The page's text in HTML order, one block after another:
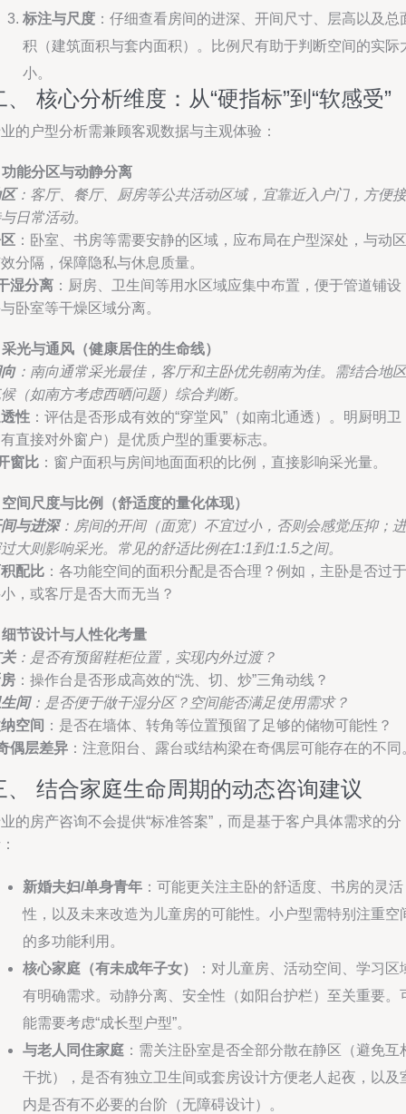
标注与尺度 ：仔细查看房间的进深、开间尺寸、层高以及总
积（建筑面积与套内面积）。比例尺有助于判断空间的实际
小。
、 核心分析维度：从“硬指标”到“软感受”
的户型分析需兼顾客观数据与主观体验：
能分区与动静分离
：客厅、餐厅、厨房等公共活动区域，宜靠近入户门，方便接
日常活动。
：卧室、书房等需要安静的区域，应布局在户型深处，与动区
分隔，保障隐私与休息质量。
湿分离 ：厨房、卫生间等用水区域应集中布置，便于管道铺设
卧室等干燥区域分离。
光与通风（健康居住的生命线）
：南向通常采光最佳，客厅和主卧优先朝南为佳。需结合地区
（如南方考虑西晒问题）综合判断。
性 ：评估是否形成有效的“穿堂风”（如南北通透）。明厨明卫
直接对外窗户）是优质户型的重要标志。
窗比 ：窗户面积与房间地面面积的比例，直接影响采光量。
间尺度与比例（舒适度的量化体现）
与进深：房间的开间（面宽）不宜过小，否则会感觉压抑；进
大则影响采光。常见的舒适比例在1:1到1:1.5之间。
配比 ：各功能空间的面积分配是否合理？例如，主卧是否过于
，或客厅是否大而无当？
节设计与人性化考量
：是否有预留鞋柜位置，实现内外过渡？
：操作台是否形成高效的“洗、切、炒”三角动线？
间：是否便于做干湿分区？空间能否满足使用需求？
空间 ：是否在墙体、转角等位置预留了足够的储物可能性？
偶层差异 ：注意阳台、露台或结构梁在奇偶层可能存在的不同
、 结合家庭生命周期的动态咨询建议
的房产咨询不会提供“标准答案”，而是基于客户具体需求的分
新婚夫妇/单身青年 ：可能更关注主卧的舒适度、书房的灵活
性，以及未来改造为儿童房的可能性。小户型需特别注重空
的多功能利用。
核心家庭（有未成年子女）
：对儿童房、活动空间、学习区
有明确需求。动静分离、安全性（如阳台护栏）至关重要。
能需要考虑“成长型户型”。
与老人同住家庭 ：需关注卧室是否全部分散在静区（避免互
干扰），是否有独立卫生间或套房设计方便老人起夜，以及
内是否有不必要的台阶（无障碍设计）。